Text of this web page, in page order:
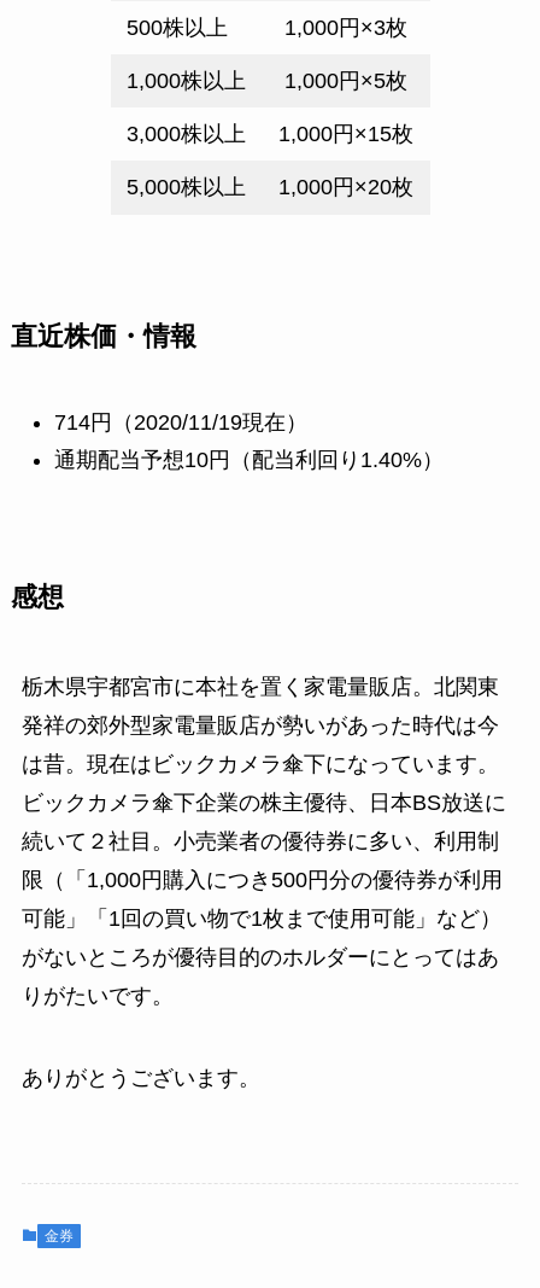
500株以上 1,000円×3枚
1,000株以上 1,000円×5枚
3,000株以上 1,000円×15枚
5,000株以上 1,000円×20枚
直近株価・情報
714円（2020/11/19現在）
通期配当予想10円（配当利回り1.40%）
感想
栃木県宇都宮市に本社を置く家電量販店。北関東
発祥の郊外型家電量販店が勢いがあった時代は今
は昔。現在はビックカメラ傘下になっています。
ビックカメラ傘下企業の株主優待、日本BS放送に
続いて２社目。小売業者の優待券に多い、利用制
限（「1,000円購入につき500円分の優待券が利用
可能」「1回の買い物で1枚まで使用可能」など）
がないところが優待目的のホルダーにとってはあ
りがたいです。
ありがとうございます。
金券